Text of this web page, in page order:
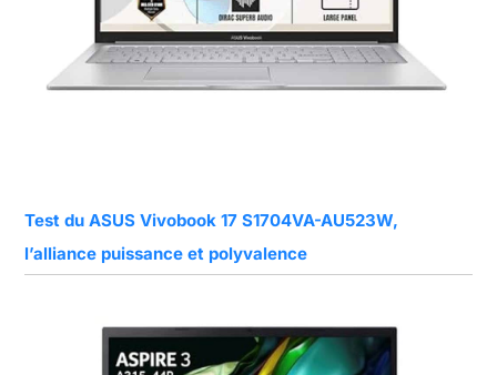
Test du ASUS Vivobook 17 S1704VA-AU523W,
l’alliance puissance et polyvalence